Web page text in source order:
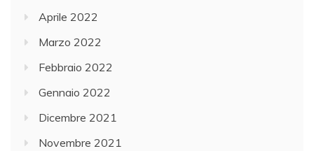
Aprile 2022
Marzo 2022
Febbraio 2022
Gennaio 2022
Dicembre 2021
Novembre 2021